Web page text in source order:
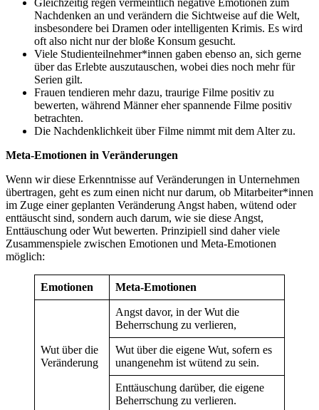
Gleichzeitig regen vermeintlich negative Emotionen zum
Nachdenken an und verändern die Sichtweise auf die Welt,
insbesondere bei Dramen oder intelligenten Krimis. Es wird
oft also nicht nur der bloße Konsum gesucht.
Viele Studienteilnehmer*innen gaben ebenso an, sich gerne
über das Erlebte auszutauschen, wobei dies noch mehr für
Serien gilt.
Frauen tendieren mehr dazu, traurige Filme positiv zu
bewerten, während Männer eher spannende Filme positiv
betrachten.
Die Nachdenklichkeit über Filme nimmt mit dem Alter zu.
Meta-Emotionen in Veränderungen
Wenn wir diese Erkenntnisse auf Veränderungen in Unternehmen
übertragen, geht es zum einen nicht nur darum, ob Mitarbeiter*innen
im Zuge einer geplanten Veränderung Angst haben, wütend oder
enttäuscht sind, sondern auch darum, wie sie diese Angst,
Enttäuschung oder Wut bewerten. Prinzipiell sind daher viele
Zusammenspiele zwischen Emotionen und Meta-Emotionen
möglich:
Emotionen Meta-Emotionen
Wut über die
Veränderung
Angst davor, in der Wut die
Beherrschung zu verlieren,
Wut über die eigene Wut, sofern es
unangenehm ist wütend zu sein.
Enttäuschung darüber, die eigene
Beherrschung zu verlieren.